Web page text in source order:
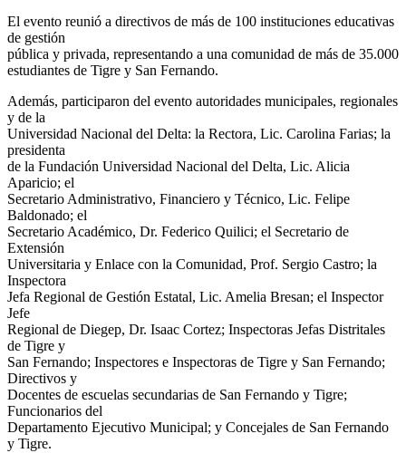
El evento reunió a directivos de más de 100 instituciones educativas
de gestión
pública y privada, representando a una comunidad de más de 35.000
estudiantes de Tigre y San Fernando.
Además, participaron del evento autoridades municipales, regionales
y de la
Universidad Nacional del Delta: la Rectora, Lic. Carolina Farias; la
presidenta
de la Fundación Universidad Nacional del Delta, Lic. Alicia
Aparicio; el
Secretario Administrativo, Financiero y Técnico, Lic. Felipe
Baldonado; el
Secretario Académico, Dr. Federico Quilici; el Secretario de
Extensión
Universitaria y Enlace con la Comunidad, Prof. Sergio Castro; la
Inspectora
Jefa Regional de Gestión Estatal, Lic. Amelia Bresan; el Inspector
Jefe
Regional de Diegep, Dr. Isaac Cortez; Inspectoras Jefas Distritales
de Tigre y
San Fernando; Inspectores e Inspectoras de Tigre y San Fernando;
Directivos y
Docentes de escuelas secundarias de San Fernando y Tigre;
Funcionarios del
Departamento Ejecutivo Municipal; y Concejales de San Fernando
y Tigre.